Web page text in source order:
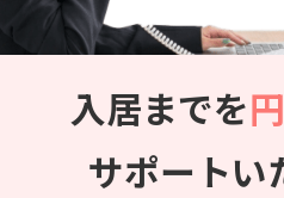
入居までを
サポートい